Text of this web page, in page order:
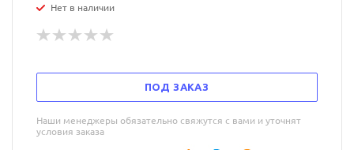
Нет в наличии
ПОД ЗАКАЗ
Наши менеджеры обязательно свяжутся с вами и уточнят
условия заказа